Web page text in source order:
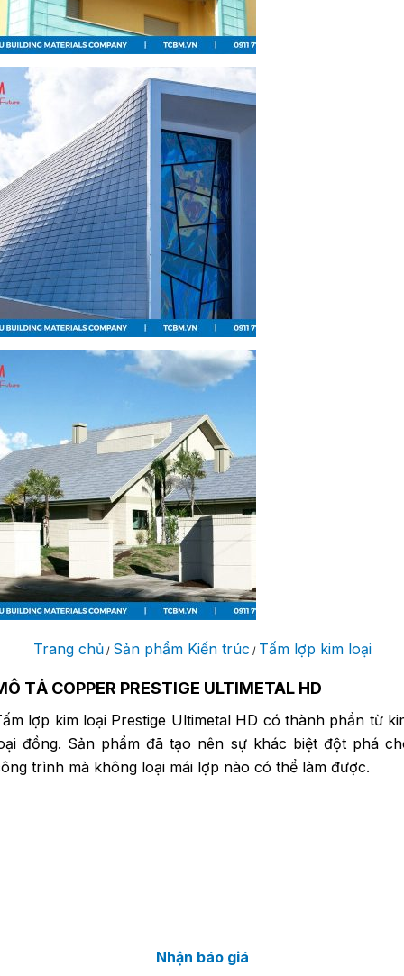
Trang chủ / Sản phẩm Kiến trúc / Tấm lợp kim loại
TẢ COPPER PRESTIGE ULTIMETAL HD
lợp kim loại Prestige Ultimetal HD có thành phần từ
đồng. Sản phẩm đã tạo nên sự khác biệt đột phá
trình mà không loại mái lợp nào có thể làm được.
Nhận báo giá